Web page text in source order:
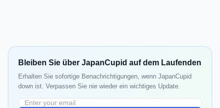
Bleiben Sie über JapanCupid auf dem Laufenden
Erhalten Sie sofortige Benachrichtigungen, wenn JapanCupid
down ist. Verpassen Sie nie wieder ein wichtiges Update.